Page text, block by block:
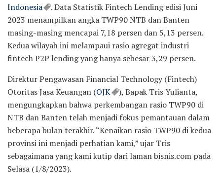
Indonesia
. Data Statistik Fintech Lending edisi Juni
2023 menampilkan angka TWP90 NTB dan Banten
masing-masing mencapai 7,18 persen dan 5,13 persen.
Kedua wilayah ini melampaui rasio agregat industri
fintech P2P lending yang hanya sebesar 3,29 persen.
Direktur Pengawasan Financial Technology (Fintech)
Otoritas Jasa Keuangan (OJK
), Bapak Tris Yulianta,
mengungkapkan bahwa perkembangan rasio TWP90 di
NTB dan Banten telah menjadi fokus pemantauan dalam
beberapa bulan terakhir. “Kenaikan rasio TWP90 di kedua
provinsi ini menjadi perhatian kami,” ujar Tris
sebagaimana yang kami kutip dari laman bisnis.com pada
Selasa (1/8/2023).